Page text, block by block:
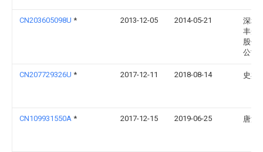
CN203605098U * 2013-12-05 2014-05-21
深圳
丰光
股份
公司
CN207729326U * 2017-12-11 2018-08-14 史杰
CN109931550A * 2017-12-15 2019-06-25 唐海